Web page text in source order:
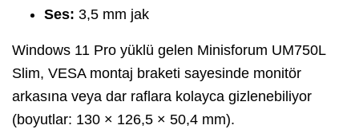
Ses: 3,5 mm jak
Windows 11 Pro yüklü gelen Minisforum UM750L
Slim, VESA montaj braketi sayesinde monitör
arkasına veya dar raflara kolayca gizlenebiliyor
(boyutlar: 130 × 126,5 × 50,4 mm).